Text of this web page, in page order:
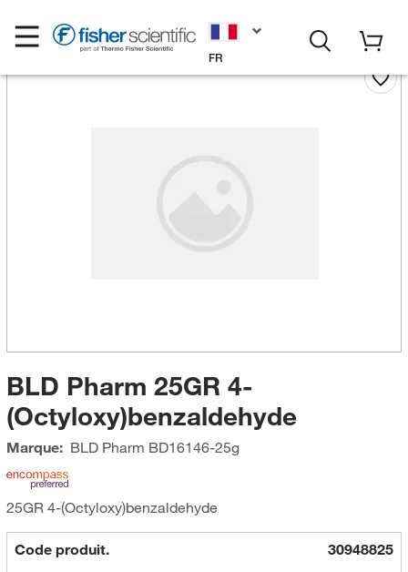
FR
BLD Pharm 25GR 4-
(Octyloxy)benzaldehyde
Marque: BLD Pharm BD16146-25g
25GR 4-(Octyloxy)benzaldehyde
Code produit. 30948825